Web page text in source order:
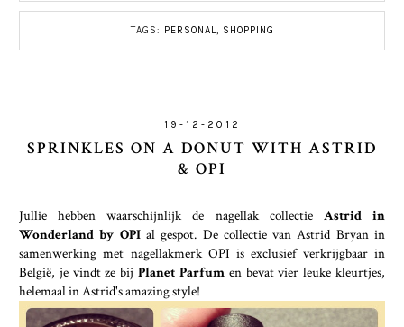
TAGS: PERSONAL, SHOPPING
19-12-2012
SPRINKLES ON A DONUT WITH ASTRID
& OPI
Jullie hebben waarschijnlijk de nagellak collectie Astrid in
Wonderland by OPIal gespot. De collectie van Astrid Bryan in
samenwerking met nagellakmerk OPI is exclusief verkrijgbaar in
België, je vindt ze bijPlanet Parfumen bevat vier leuke kleurtjes,
helemaal in Astrid's amazing style!